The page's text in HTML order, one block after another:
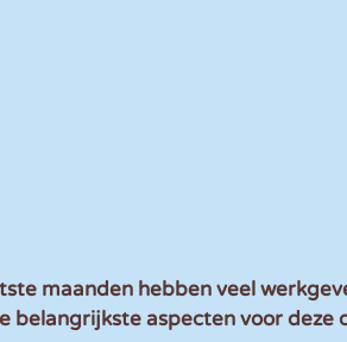
maanden hebben veel
belangrijkste aspecten voor deze